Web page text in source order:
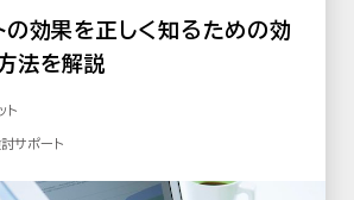
の効果を正しく知るための効
法を解説
ト
サポート